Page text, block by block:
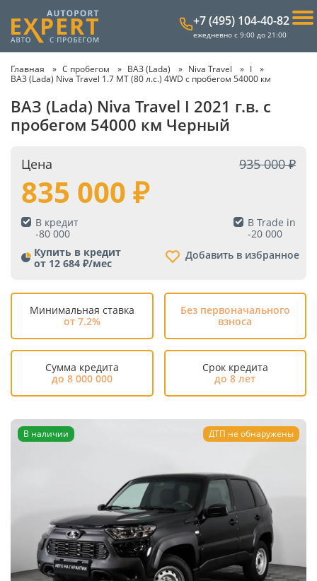
+7 (495) 104-40-82
ежедневно с 9:00 до 21:00
Главная С пробегом ВАЗ (Lada) Niva Travel
I
ВАЗ (Lada) Niva Travel 1.7 MT (80 л.с.) 4WD с пробегом 54000 км
ВАЗ (Lada) Niva Travel I 2021 г.в. с
пробегом 54000 км Черный
Цена 935 000
835 000
В кредит
-80 000
В Trade in
-20 000
Купить в кредит
от 12 684 ₽/мес
Добавить в избранное
Минимальная ставка
от 7.2%
Без первоначального
взноса
Сумма кредита
до 8 000 000
Срок кредита
до 8 лет
В наличии ДТП не обнаружены